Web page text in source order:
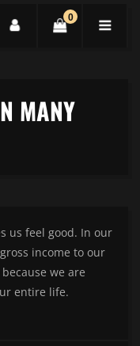
0
MANY
us feel good. In our
income to our
we are
entire life.